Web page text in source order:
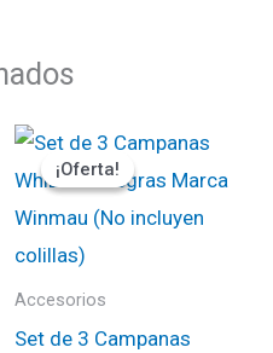
¡Oferta!
¡Oferta!
Accesorios
Set de 3 Campanas
El
precio
original
₡2000.
precio
actual
₡1800.